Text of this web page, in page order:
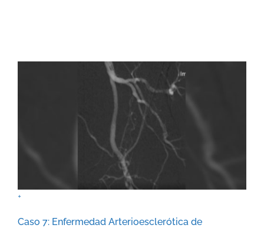
+
Caso 7: Enfermedad Arterioesclerótica de